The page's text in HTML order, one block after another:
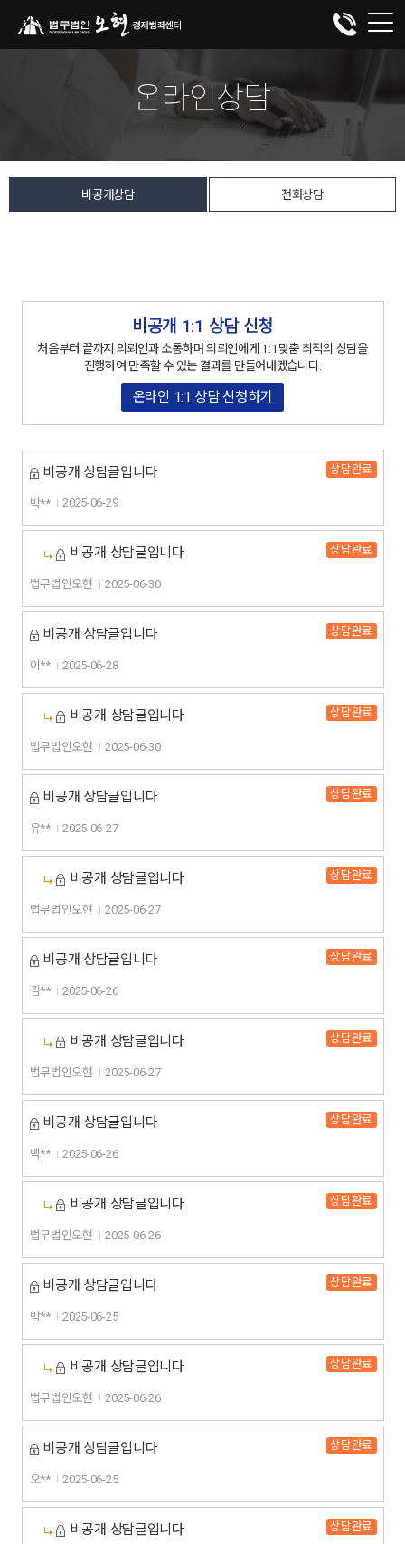
온라인상담
비공개상담 전화상담
비공개 1:1 상담 신청
처음부터 끝까지 의뢰인과 소통하며 의뢰인에게 1:1맞춤 최적의 상담을
진행하여 만족할 수 있는 결과를 만들어내겠습니다.
온라인 1:1 상담 신청하기
비공개 상담글입니다 상담완료
박** 2025-06-29
비공개 상담글입니다 상담완료
법무법인오현 2025-06-30
비공개 상담글입니다 상담완료
이** 2025-06-28
비공개 상담글입니다 상담완료
법무법인오현 2025-06-30
비공개 상담글입니다 상담완료
유** 2025-06-27
비공개 상담글입니다 상담완료
법무법인오현 2025-06-27
비공개 상담글입니다 상담완료
김** 2025-06-26
비공개 상담글입니다 상담완료
법무법인오현 2025-06-27
비공개 상담글입니다 상담완료
백** 2025-06-26
비공개 상담글입니다 상담완료
법무법인오현 2025-06-26
비공개 상담글입니다 상담완료
박** 2025-06-25
비공개 상담글입니다 상담완료
법무법인오현 2025-06-26
비공개 상담글입니다 상담완료
오** 2025-06-25
비공개 상담글입니다 상담완료